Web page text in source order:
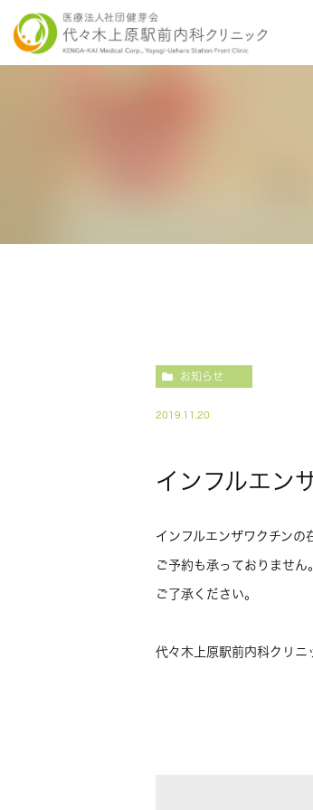
お知らせ
2019.11.20
インフルエン
インフルエンザワクチンの
ご予約も承っておりません
ご了承ください。
代々木上原駅前内科クリニ